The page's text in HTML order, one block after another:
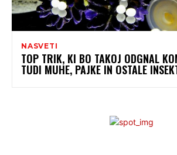
NASVETI
TOP TRIK, KI BO TAKOJ ODGNAL
TUDI MUHE, PAJKE IN OSTALE